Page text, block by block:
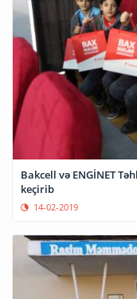
Bakcell və ENGİNET
keçirib
14-02-2019